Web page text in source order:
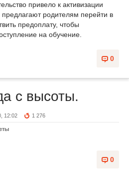
привело к активизации
родителям перейти в
предоплату, чтобы
на обучение.
0
с высоты.
12:02 1 276
0